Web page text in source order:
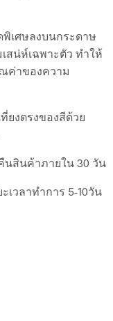
เศษลงบนกระดาษ
สน่ห์เฉพาะตัว ทำให้
ค่าของความ
ยงตรงของสีด้วย
นสินค้าภายใน 30 วัน
เวลาทำการ 5-10วัน